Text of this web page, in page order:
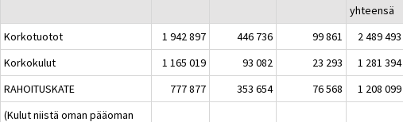
yhteensä
Korkotuotot
1 942 897 446 736 99 861
2 489 493
Korkokulut
1 165 019 93 082 23 293
1 281 394
RAHOITUSKATE
777 877 353 654 76 568
1 208 099
(Kulut niistä oman pääoman